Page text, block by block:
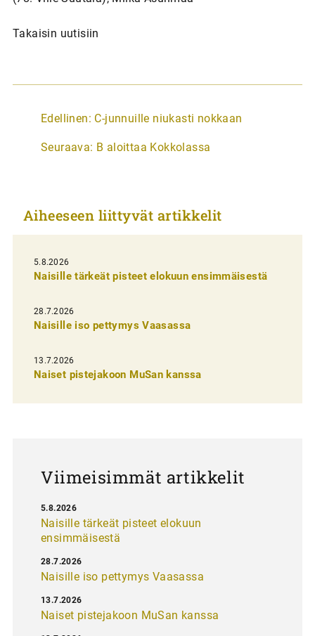
Takaisin uutisiin
A
t
k
e
l
i
e
n
e
Edellinen: C-junnuille niukasti nokkaan
Seuraava: B aloittaa Kokkolassa
Aiheeseen liittyvät artikkelit
5.8.2026
Naisille tärkeät pisteet elokuun ensimmäisestä
28.7.2026
Naisille iso pettymys Vaasassa
13.7.2026
Naiset pistejakoon MuSan kanssa
Viimeisimmät artikkelit
Naisille tärkeät pisteet elokuun
ensimmäisestä
5.8.2026
Naisille iso pettymys Vaasassa
28.7.2026
Naiset pistejakoon MuSan kanssa
13.7.2026